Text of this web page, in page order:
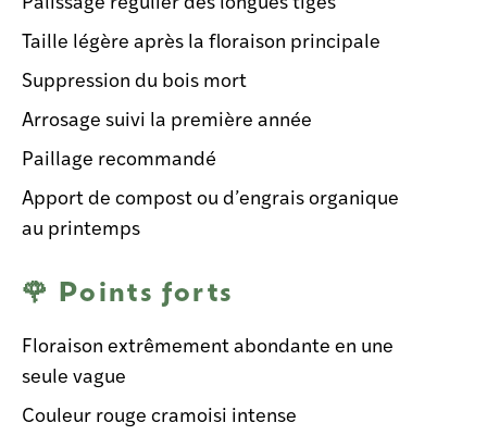
Taille légère après la floraison principale
Suppression du bois mort
Arrosage suivi la première année
Paillage recommandé
Apport de compost ou d’engrais organique
au printemps
🌹 Points forts
Floraison extrêmement abondante en une
seule vague
Couleur rouge cramoisi intense